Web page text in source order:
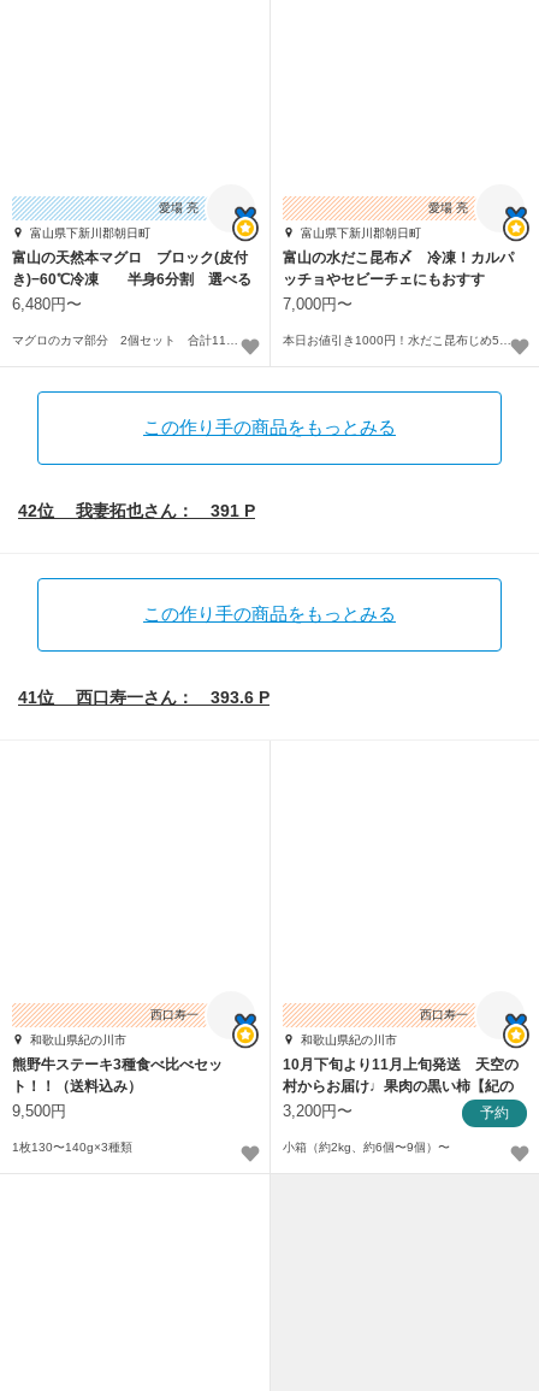
愛場 亮
富山県下新川郡朝日町
富山の天然本マグロ ブロック(皮付
き)−60℃冷凍 半身6分割 選べる
部位
6,480円〜
愛場 亮
富山県下新川郡朝日町
富山の水だこ昆布〆 冷凍！カルパ
ッチョやセビーチェにもおすす
め！
7,000円〜
本日お値引き1000円！水だこ昆布じめ5pc〜
この作り手の商品をもっとみる
42位 我妻拓也さん： 391 P
この作り手の商品をもっとみる
41位 西口寿一さん： 393.6 P
西口寿一
和歌山県紀の川市
熊野牛ステーキ3種食べ比べセッ
ト！！（送料込み）
9,500円
1枚130〜140g×3種類
西口寿一
和歌山県紀の川市
10月下旬より11月上旬発送 天空の
村からお届け♩果肉の黒い柿【紀の
川柿】
3,200円〜 予約
小箱（約2kg、約6個〜9個）〜